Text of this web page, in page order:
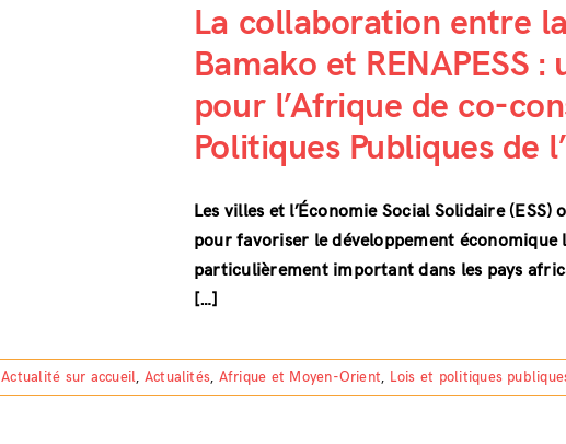
La collaboration entre
Bamako et RENAPESS :
pour l’Afrique de co-
Politiques Publiques de
Les villes et l’Économie Social Solidaire
pour favoriser le développement économique
particulièrement important dans les pays
[…]
Actualité sur accueil, Actualités, Afrique et Moyen-Orient, Lois et politiques